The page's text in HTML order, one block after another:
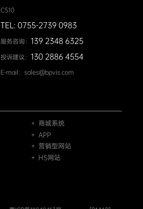
C510
TEL: 0755-2739 0983
服务咨询： 139 2348 6325
投诉建议： 130 2886 4554
E-mail：sales@bpvis.com
＋ 商城系统
＋ APP
＋ 营销型网站
＋ H5网站